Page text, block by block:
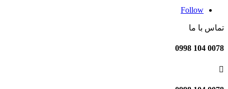
Follow
تماس با ما
0078 104 0998
